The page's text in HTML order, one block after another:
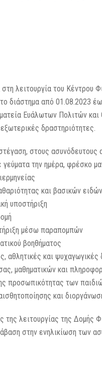
λειτουργία του Κέντρου
διάστημα από 01.08.2023
Ευάλωτων Πολιτών
δραστηριότητες.
στους ασυνόδευτους
γεύματα την ημέρα, φρέσκο
και βασικών ειδών
υποστήριξη
μέσω παραπομπών
βοηθήματος
αθλητικές και
μαθηματικών και
προσωπικότητας των
και
της λειτουργίας της Δομής
στην ενηλικίωση των